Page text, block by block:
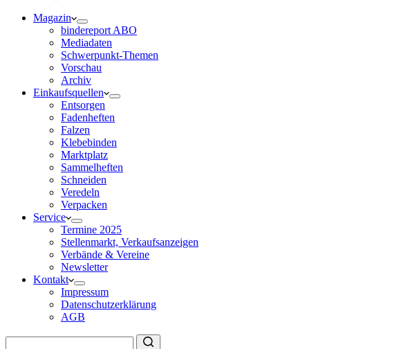
Magazin
bindereport ABO
Mediadaten
Schwerpunkt-Themen
Vorschau
Archiv
Einkaufsquellen
Entsorgen
Fadenheften
Falzen
Klebebinden
Marktplatz
Sammelheften
Schneiden
Veredeln
Verpacken
Service
Termine 2025
Stellenmarkt, Verkaufsanzeigen
Verbände & Vereine
Newsletter
Kontakt
Impressum
Datenschutzerklärung
AGB